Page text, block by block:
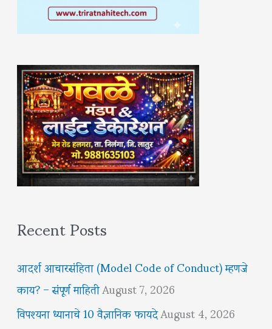
Recent Posts
आदर्श आचारसंहिता (Model Code of Conduct) म्हणजे
काय? – संपूर्ण माहितीAugust 7, 2026
विपश्यना ध्यानाचे 10 वैज्ञानिक फायदेAugust 4, 2026